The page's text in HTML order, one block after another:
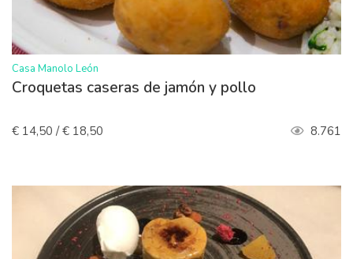
>
Casa Manolo León
Croquetas caseras de jamón y pollo
€ 14,50 / € 18,50 8.761